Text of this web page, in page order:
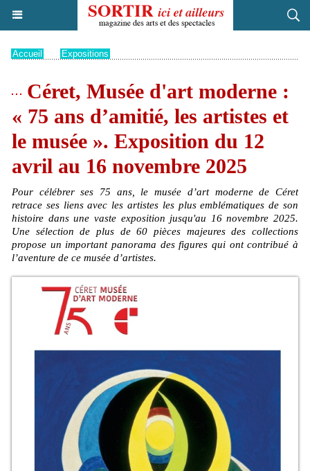
Accueil Expositions
Céret, Musée d'art moderne :
« 75 ans d’amitié, les artistes et
le musée ». Exposition du 12
avril au 16 novembre 2025
Pour célébrer ses 75 ans, le musée d’art moderne de Céret
retrace ses liens avec les artistes les plus emblématiques de son
histoire dans une vaste exposition jusqu'au 16 novembre 2025.
Une sélection de plus de 60 pièces majeures des collections
propose un important panorama des figures qui ont contribué à
l’aventure de ce musée d’artistes.